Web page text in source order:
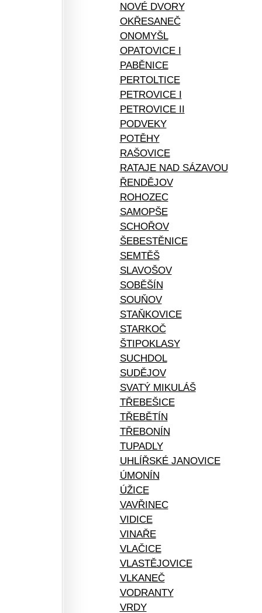
NOVÉ DVORY
OKŘESANEČ
ONOMYŠL
OPATOVICE I
PABĚNICE
PERTOLTICE
PETROVICE I
PETROVICE II
PODVEKY
POTĚHY
RAŠOVICE
RATAJE NAD SÁZAVOU
ŘENDĚJOV
ROHOZEC
SAMOPŠE
SCHOŘOV
ŠEBESTĚNICE
SEMTĚŠ
SLAVOŠOV
SOBĚŠÍN
SOUŇOV
STAŇKOVICE
STARKOČ
ŠTIPOKLASY
SUCHDOL
SUDĚJOV
SVATÝ MIKULÁŠ
TŘEBEŠICE
TŘEBĚTÍN
TŘEBONÍN
TUPADLY
UHLÍŘSKÉ JANOVICE
ÚMONÍN
ÚŽICE
VAVŘINEC
VIDICE
VINAŘE
VLAČICE
VLASTĚJOVICE
VLKANEČ
VODRANTY
VRDY